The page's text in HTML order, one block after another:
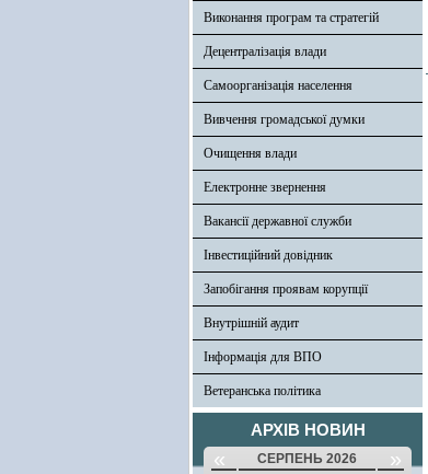
Виконання програм та стратегій
Децентралізація влади
Самоорганізація населення
Вивчення громадської думки
Очищення влади
Електронне звернення
Вакансії державної служби
Інвестиційний довідник
Запобігання проявам корупції
Внутрішній аудит
Інформація для ВПО
Ветеранська політика
АРХІВ НОВИН
« СЕРПЕНЬ 2026 »